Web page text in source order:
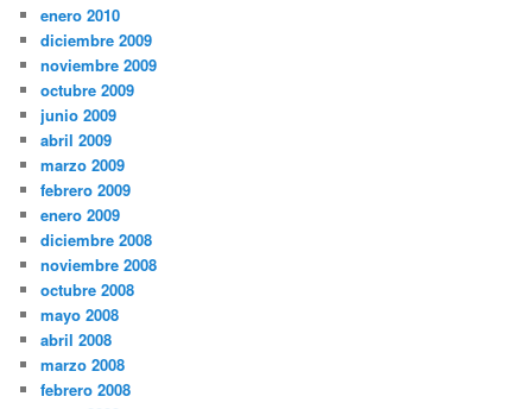
enero 2010
diciembre 2009
noviembre 2009
octubre 2009
junio 2009
abril 2009
marzo 2009
febrero 2009
enero 2009
diciembre 2008
noviembre 2008
octubre 2008
mayo 2008
abril 2008
marzo 2008
febrero 2008